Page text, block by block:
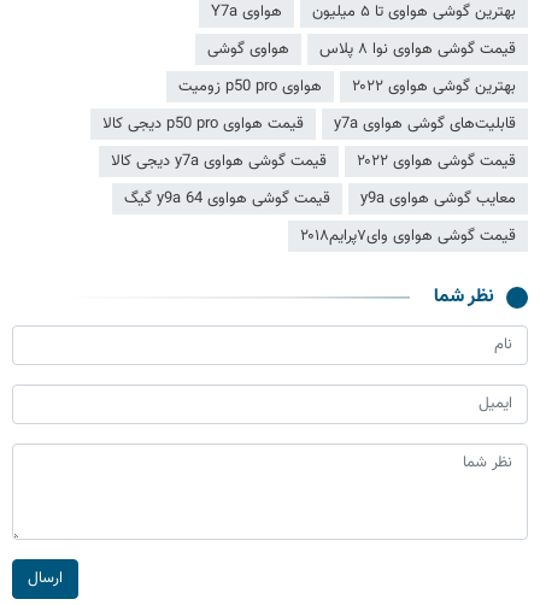
بهترین گوشی هواوی تا ۵ میلیون
هواوی Y7a
قیمت گوشی هواوی نوا ۸ پلاس
هواوی گوشی
بهترین گوشی هواوی ۲۰۲۲
هواوی p50 pro زومیت
قابلیت‌های گوشی هواوی y7a
قیمت هواوی p50 pro دیجی کالا
قیمت گوشی هواوی ۲۰۲۲
قیمت گوشی هواوی y7a دیجی کالا
معایب گوشی هواوی y9a
قیمت گوشی هواوی y9a 64 گیگ
قیمت گوشی هواوی وای۷پرایم۲۰۱۸
نظر شما
ارسال